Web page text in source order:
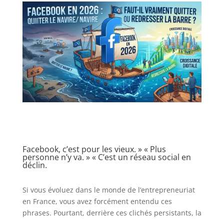
Facebook, c’est pour les vieux. » « Plus
personne n’y va. » « C’est un réseau social en
déclin.
Si vous évoluez dans le monde de l’entrepreneuriat
en France, vous avez forcément entendu ces
phrases. Pourtant, derrière ces clichés persistants, la